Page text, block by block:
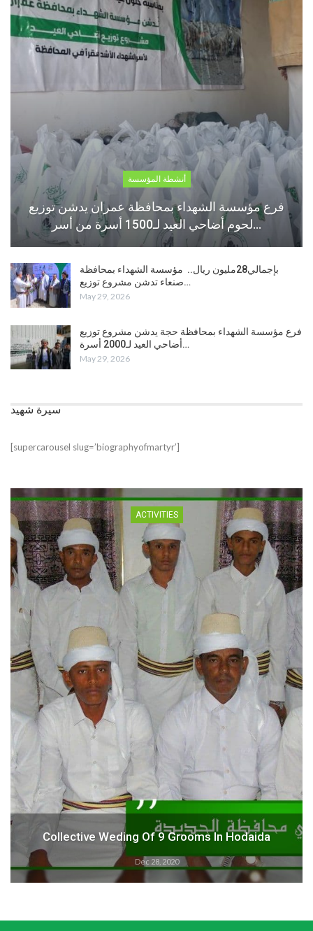
أنشطة المؤسسة
فرع مؤسسة الشهداء بمحافظة عمران يدشن توزيع
لحوم أضاحي العيد لـ1500 أسرة من أسر…
بإجمالي28مليون ريال.. مؤسسة الشهداء بمحافظة
صنعاء تدشن مشروع توزيع…
May 29, 2026
فرع مؤسسة الشهداء بمحافظة حجة يدشن مشروع توزيع
أضاحي العيد لـ2000 أسرة…
May 29, 2026
سيرة شهيد
[supercarousel slug=’biographyofmartyr’]
ACTIVITIES
Collective Weding Of 9 Grooms In Hodaida
Dec 28, 2020